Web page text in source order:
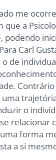
me
que a
podendo
Carl
o de
o
relacionar
forma
a si